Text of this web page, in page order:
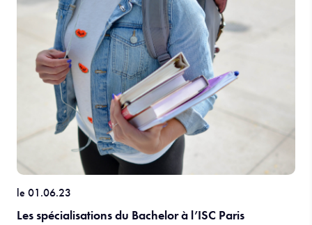
le 01.06.23
Les spécialisations du Bachelor à l’ISC Paris